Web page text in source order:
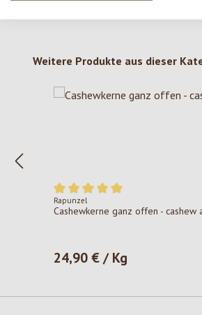
Produktgalerie überspringen
Weitere Produkte aus dieser
Durchschnittliche Bewertung
Rapunzel
Cashewkerne ganz offen - cashew
Regulärer Preis:
24,90 € / Kg